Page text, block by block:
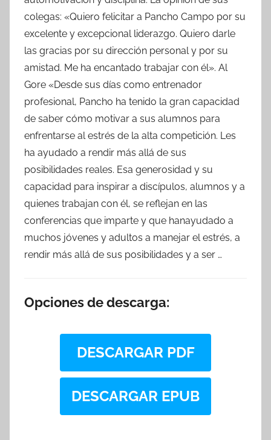
colegas: «Quiero felicitar a Pancho Campo por su
excelente y excepcional liderazgo. Quiero darle
las gracias por su dirección personal y por su
amistad. Me ha encantado trabajar con él». Al
Gore «Desde sus días como entrenador
profesional, Pancho ha tenido la gran capacidad
de saber cómo motivar a sus alumnos para
enfrentarse al estrés de la alta competición. Les
ha ayudado a rendir más allá de sus
posibilidades reales. Esa generosidad y su
capacidad para inspirar a discípulos, alumnos y a
quienes trabajan con él, se reflejan en las
conferencias que imparte y que hanayudado a
muchos jóvenes y adultos a manejar el estrés, a
rendir más allá de sus posibilidades y a ser …
Opciones de descarga:
DESCARGAR PDF
DESCARGAR EPUB